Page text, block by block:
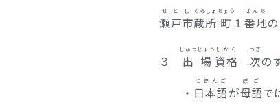
瀬戸市
せとし
蔵所
くらしょ
町
ちょう
１番地
ばんち
３ 出場
しゅつじょう
資格
しかく
次
つぎ
の
・ 日本語
にほんご
が母語
ぼご
で